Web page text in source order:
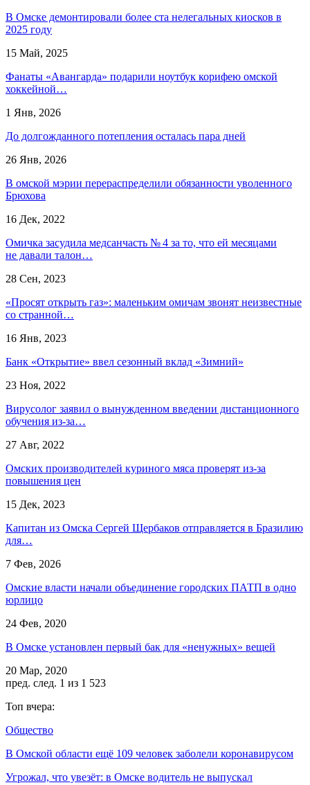
В Омске демонтировали более ста нелегальных киосков в
2025 году
15 Май, 2025
Фанаты «Авангарда» подарили ноутбук корифею омской
хоккейной…
1 Янв, 2026
До долгожданного потепления осталась пара дней
26 Янв, 2026
В омской мэрии перераспределили обязанности уволенного
Брюхова
16 Дек, 2022
Омичка засудила медсанчасть № 4 за то, что ей месяцами
не давали талон…
28 Сен, 2023
«Просят открыть газ»: маленьким омичам звонят неизвестные
со странной…
16 Янв, 2023
Банк «Открытие» ввел сезонный вклад «Зимний»
23 Ноя, 2022
Вирусолог заявил о вынужденном введении дистанционного
обучения из-за…
27 Авг, 2022
Омских производителей куриного мяса проверят из-за
повышения цен
15 Дек, 2023
Капитан из Омска Сергей Щербаков отправляется в Бразилию
для…
7 Фев, 2026
Омские власти начали объединение городских ПАТП в одно
юрлицо
24 Фев, 2020
В Омске установлен первый бак для «ненужных» вещей
20 Мар, 2020
пред. след. 1 из 1 523
Топ вчера:
Общество
В Омской области ещё 109 человек заболели коронавирусом
Угрожал, что увезёт: в Омске водитель не выпускал